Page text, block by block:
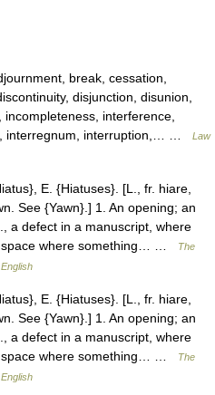
break, cessation,
disjunction, disunion,
interference,
interregnum, interruption,… …
Law
E. {Hiatuses}. [L., fr. hiare,
See {Yawn}.] 1. An opening; an
a defect in a manuscript, where
space where something… …
The
E. {Hiatuses}. [L., fr. hiare,
See {Yawn}.] 1. An opening; an
a defect in a manuscript, where
space where something… …
The